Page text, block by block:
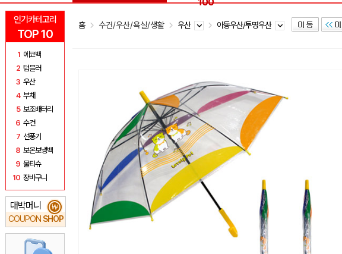
인기카테고리
TOP 10
1 에코백
2 텀블러
3 우산
4 부채
5 보조배터리
6 수건
7 선풍기
8 보온보냉백
9 물티슈
10 장바구니
대박머니
COUPON SHOP
₩
홈 수건/우산/욕실/생활 우산 아동우산/투명우산